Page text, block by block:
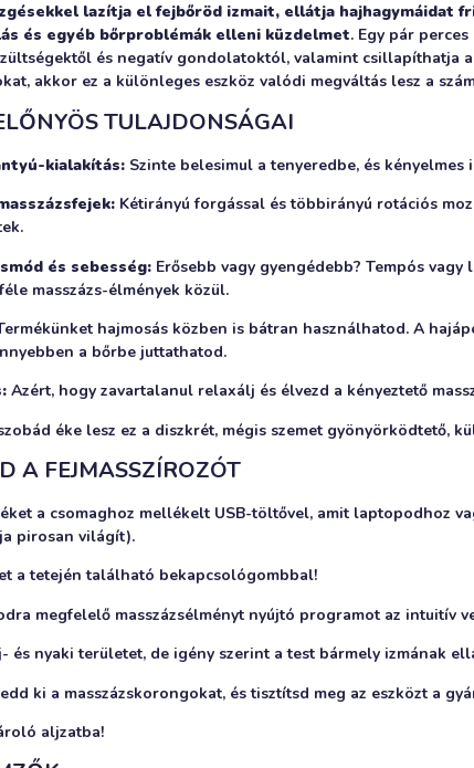
lazítja el fejbőröd izmait, ellátja hajhagymáidat
és egyéb bőrproblémák elleni küzdelmet. Egy pár
és negatív gondolatoktól, valamint csillapíthatja
akkor ez a különleges eszköz valódi megváltás lesz a
TULAJDONSÁGAI
kialakítás:Szinte belesimul a tenyeredbe, és kényelmes
Kétirányú forgással és többirányú rotációs
és sebesség:Erősebb vagy gyengédebb? Tempós vagy
masszázs-élmények közül.
hajmosás közben is bátran használhatod. A
a bőrbe juttathatod.
Azért, hogy zavartalanul relaxálj és élvezd a kényeztető
éke lesz ez a diszkrét, mégis szemet gyönyörködtető,
A FEJMASSZÍROZÓT
a csomaghoz mellékelt USB-töltővel, amit laptopodhoz
pirosan világít).
a tetején található bekapcsológombbal!
megfelelő masszázsélményt nyújtó programot az intuitív
és nyaki területet, de igény szerint a test bármely izmának
ki a masszázskorongokat, és tisztítsd meg az eszközt a
aljzatba!